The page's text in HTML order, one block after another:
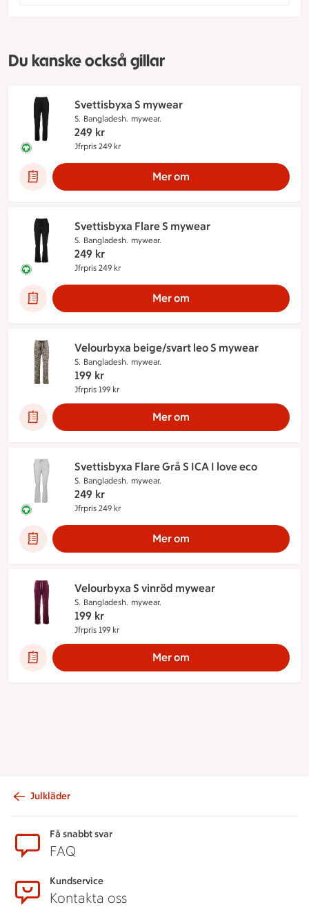
Du kanske också gillar
Denna produkt innehåller följande märkningar:
Svettisbyxa S mywear
S. Bangladesh. mywear.
249 kr
Jfrpris 249 kr
Mer om
Denna produkt innehåller följande märkningar:
Svettisbyxa Flare S mywear
S. Bangladesh. mywear.
249 kr
Jfrpris 249 kr
Mer om
Velourbyxa beige/svart leo S mywear
S. Bangladesh. mywear.
199 kr
Jfrpris 199 kr
Mer om
Denna produkt innehåller följande märkningar:
Svettisbyxa Flare Grå S ICA I love eco
S. Bangladesh. mywear.
249 kr
Jfrpris 249 kr
Mer om
Velourbyxa S vinröd mywear
S. Bangladesh. mywear.
199 kr
Jfrpris 199 kr
Mer om
Julkläder
Få snabbt svar
FAQ
Kundservice
Kontakta oss